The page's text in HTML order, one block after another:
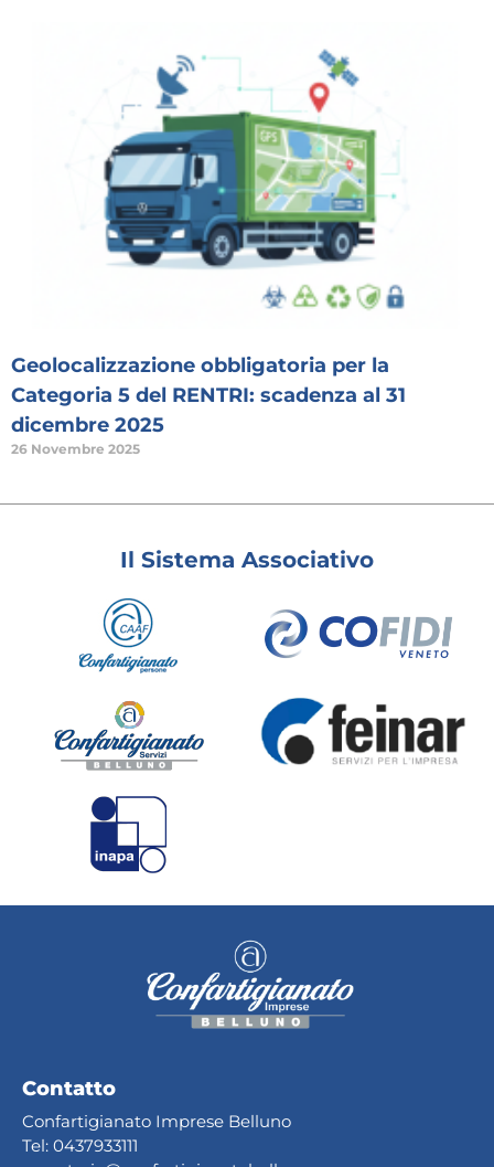
Geolocalizzazione obbligatoria per la
Categoria 5 del RENTRI: scadenza al 31
dicembre 2025
26 Novembre 2025
Il Sistema Associativo
Contatto
Confartigianato Imprese Belluno
Tel: 0437933111